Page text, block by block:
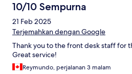
10/10 Sempurna
21 Feb 2025
Terjemahkan dengan Google
Thank you to the front desk staff for
Great service!
Reymundo, perjalanan 3 malam